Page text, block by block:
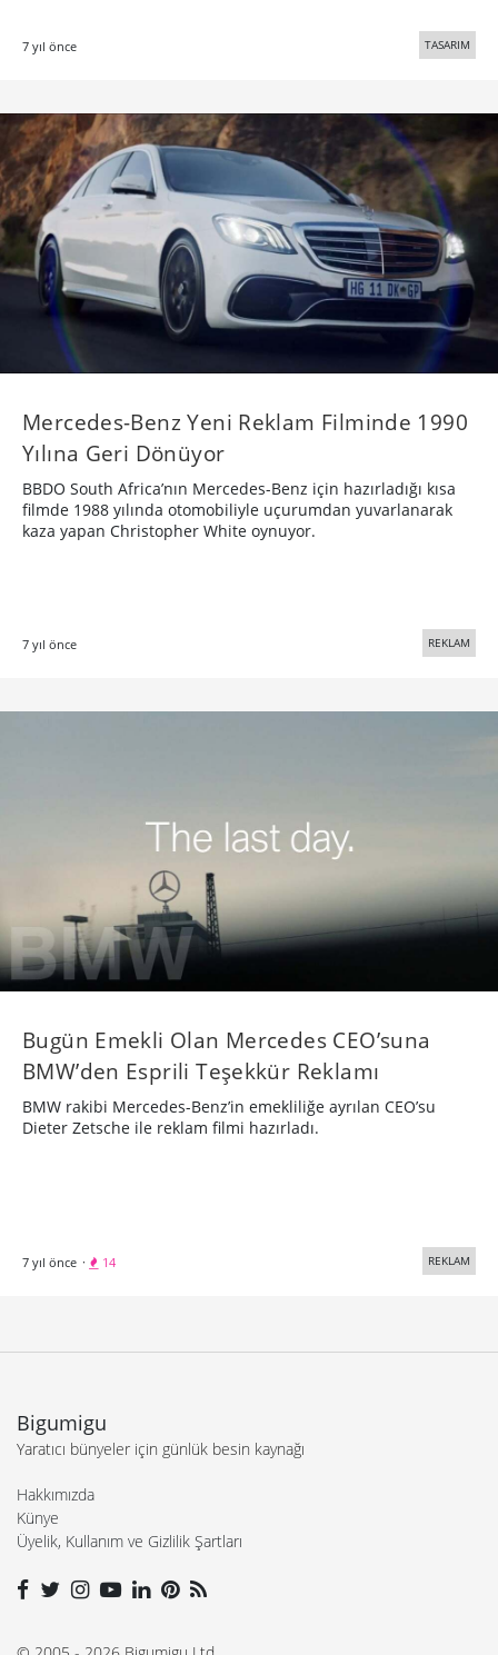
7 yıl önce TASARIM
Mercedes-Benz Yeni Reklam Filminde 1990
Yılına Geri Dönüyor
BBDO South Africa’nın Mercedes-Benz için hazırladığı kısa
filmde 1988 yılında otomobiliyle uçurumdan yuvarlanarak
kaza yapan Christopher White oynuyor.
7 yıl önce REKLAM
Bugün Emekli Olan Mercedes CEO’suna
BMW’den Esprili Teşekkür Reklamı
BMW rakibi Mercedes-Benz’in emekliliğe ayrılan CEO’su
Dieter Zetsche ile reklam filmi hazırladı.
7 yıl önce · 14 REKLAM
Bigumigu
Yaratıcı bünyeler için günlük besin kaynağı
Hakkımızda
Künye
Üyelik, Kullanım ve Gizlilik Şartları